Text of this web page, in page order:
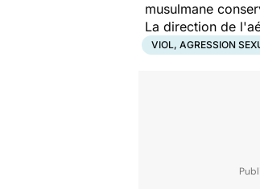
musulmane
La direction de
VIOL, AGRESSION